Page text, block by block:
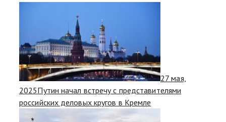
27 мая,
2025Путин начал встречу с представителями
российских деловых кругов в Кремле